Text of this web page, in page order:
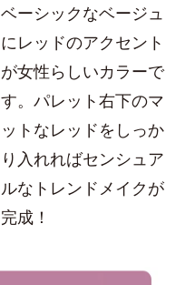
ベーシックなベージュ
にレッドのアクセント
が女性らしいカラーで
す。パレット右下のマ
ットなレッドをしっか
り入れればセンシュア
ルなトレンドメイクが
完成！